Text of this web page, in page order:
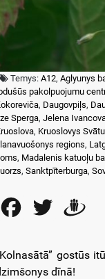
Temys: A12, Aglyunys
pakolpuojumu
, Daugovpiļs,
Sperga, Jelena
, Kruoslovys
regions,
, Madalenis katuoļu
, Sanktpīterburga,
FacebookTwitter
gostūs
dīnā!